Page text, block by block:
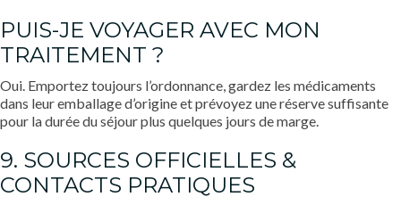
PUIS-JE VOYAGER AVEC MON
TRAITEMENT ?
Oui. Emportez toujours l’ordonnance, gardez les médicaments
dans leur emballage d’origine et prévoyez une réserve suffisante
pour la durée du séjour plus quelques jours de marge.
9. SOURCES OFFICIELLES &
CONTACTS PRATIQUES